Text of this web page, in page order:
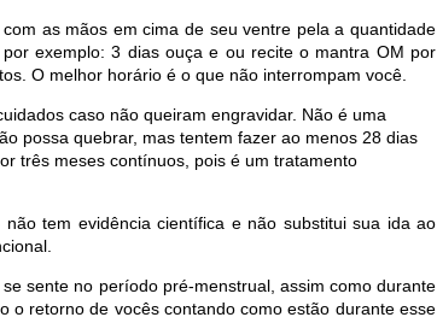
as mãos em cima de seu ventre pela a quantidade
exemplo: 3 dias ouça e ou recite o mantra OM por
O melhor horário é o que não interrompam você.
caso não queiram engravidar. Não é uma
possa quebrar, mas tentem fazer ao menos 28 dias
três meses contínuos, pois é um tratamento
não tem evidência científica e não substitui sua ida ao
sente no período pré-menstrual, assim como durante
o retorno de vocês contando como estão durante esse